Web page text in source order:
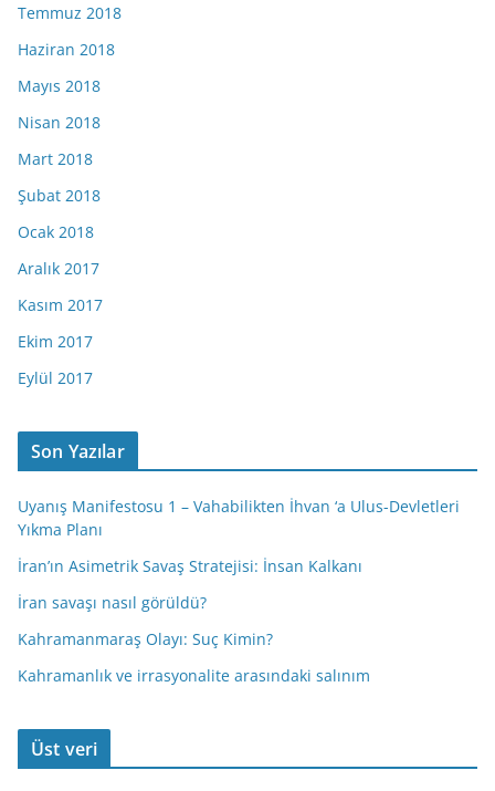
Temmuz 2018
Haziran 2018
Mayıs 2018
Nisan 2018
Mart 2018
Şubat 2018
Ocak 2018
Aralık 2017
Kasım 2017
Ekim 2017
Eylül 2017
Son Yazılar
Uyanış Manifestosu 1 – Vahabilikten İhvan ‘a Ulus-Devletleri
Yıkma Planı
İran’ın Asimetrik Savaş Stratejisi: İnsan Kalkanı
İran savaşı nasıl görüldü?
Kahramanmaraş Olayı: Suç Kimin?
Kahramanlık ve irrasyonalite arasındaki salınım
Üst veri